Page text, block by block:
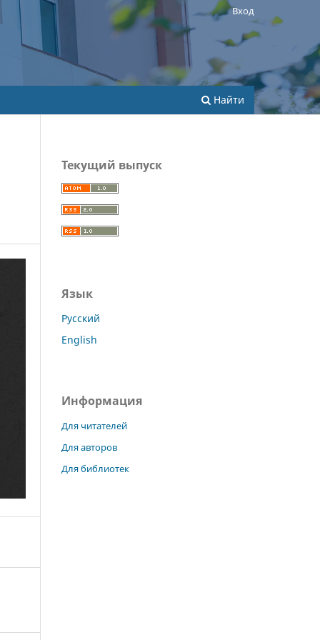
Найти
Вход
Текущий выпуск
Язык
Русский
English
Информация
Для читателей
Для авторов
Для библиотек